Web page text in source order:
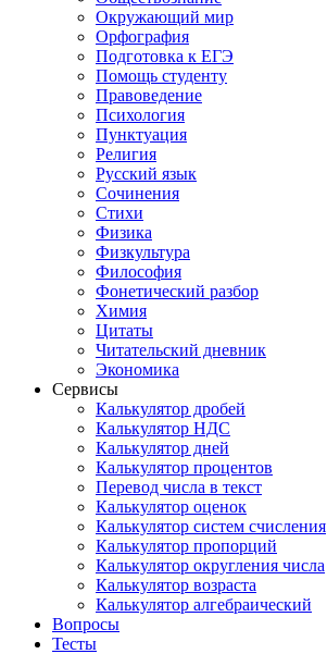
Окружающий мир
Орфография
Подготовка к ЕГЭ
Помощь студенту
Правоведение
Психология
Пунктуация
Религия
Русский язык
Сочинения
Стихи
Физика
Физкультура
Философия
Фонетический разбор
Химия
Цитаты
Читательский дневник
Экономика
Сервисы
Калькулятор дробей
Калькулятор НДС
Калькулятор дней
Калькулятор процентов
Перевод числа в текст
Калькулятор оценок
Калькулятор систем счисления
Калькулятор пропорций
Калькулятор округления числа
Калькулятор возраста
Калькулятор алгебраический
Вопросы
Тесты